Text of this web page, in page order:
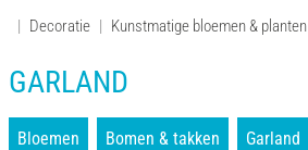
Decoratie Kunstmatige bloemen & planten
GARLAND
Bloemen Bomen & takken Garland